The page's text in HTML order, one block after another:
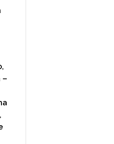
–